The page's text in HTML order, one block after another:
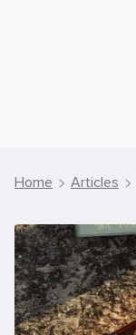
Home Articles